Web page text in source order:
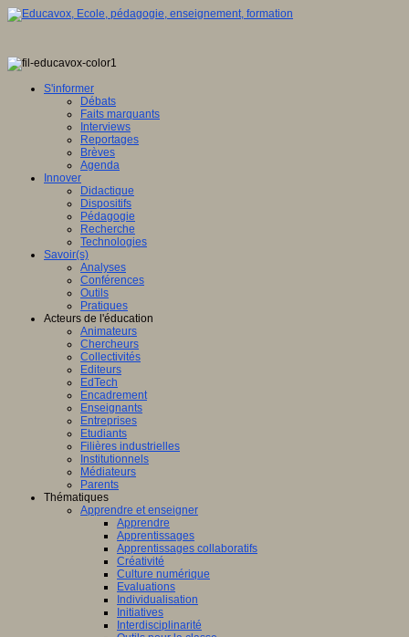
S'informer
Débats
Faits marquants
Interviews
Reportages
Brèves
Agenda
Innover
Didactique
Dispositifs
Pédagogie
Recherche
Technologies
Savoir(s)
Analyses
Conférences
Outils
Pratiques
Acteurs de l'éducation
Animateurs
Chercheurs
Collectivités
Editeurs
EdTech
Encadrement
Enseignants
Entreprises
Etudiants
Filières industrielles
Institutionnels
Médiateurs
Parents
Thématiques
Apprendre et enseigner
Apprendre
Apprentissages
Apprentissages collaboratifs
Créativité
Culture numérique
Evaluations
Individualisation
Initiatives
Interdisciplinarité